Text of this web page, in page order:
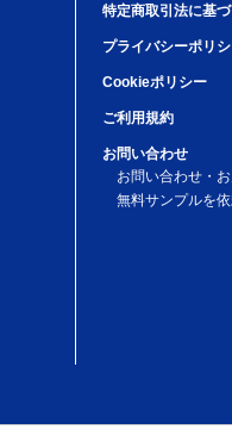
特定商取引法に基
プライバシーポリ
Cookieポリシー
ご利用規約
お問い合わせ
お問い合わせ・お
無料サンプルを